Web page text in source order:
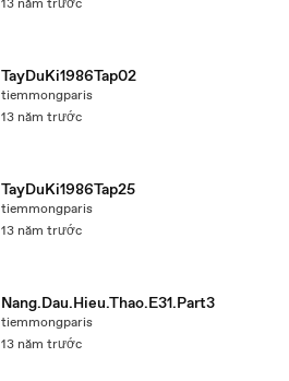
13 năm trước
TayDuKi1986Tap02
tiemmongparis
13 năm trước
TayDuKi1986Tap25
tiemmongparis
13 năm trước
Nang.Dau.Hieu.Thao.E31.Part3
tiemmongparis
13 năm trước